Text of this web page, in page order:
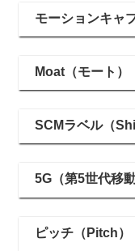
モーションキャ
Moat（モート）
SCMラベル（
5G（第5世代移
ピッチ（Pitch）